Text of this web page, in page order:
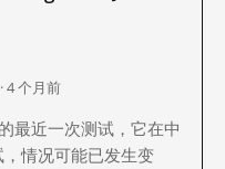
4 个月前
最近一次测试，它在中
情况可能已发生变